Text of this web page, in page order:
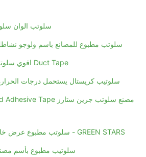
سلوتب الوان
سلوتب مطبوع للمصانع باسم ولوجو
اقوي سلوتب دكت تيب تيب دكت Duct Tape
سلوتيب كريستال يستحمل درجات
سلوتب مطبوع عرض خاص مصنع جرين ستارز - GREEN STARS
سلوتيب مطبوع بأسم